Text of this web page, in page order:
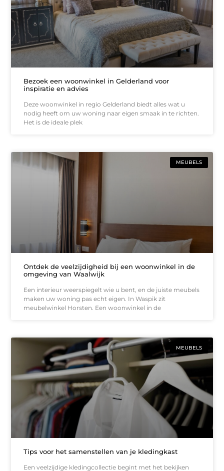
Bezoek een woonwinkel in Gelderland voor
inspiratie en advies
Deze woonwinkel in regio Gelderland biedt alles wat u
nodig heeft om uw woning naar eigen smaak in te richten.
Het is de ideale plek
MEUBELS
Ontdek de veelzijdigheid bij een woonwinkel in de
omgeving van Waalwijk
Een interieur weerspiegelt wie u bent, en de juiste meubels
maken uw woning pas echt eigen. In Waspik zit
meubelwinkel Horsten. Een woonwinkel in de
MEUBELS
Tips voor het samenstellen van je kledingkast
Een veelzijdige kledingcollectie begint met het bekijken